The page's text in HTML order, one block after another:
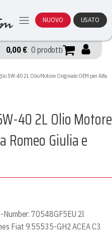
NUOVO USATO
0,00 € 0 prodotti
5W-40 2L Olio Motore Originale OEM per Alfa
40 2L Olio Motore
Romeo Giulia e
Number: 70548GF5EU 2l
Fiat 9.55535-GH2 ACEA C3